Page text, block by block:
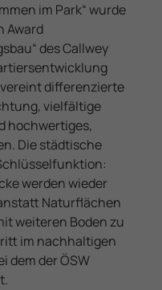
im Park“ wurde
Award
des Callwey
differenzierte
vielfältige
hochwertiges,
Die städtische
werden wieder
Naturflächen
weiteren Boden zu
im nachhaltigen
dem der ÖSW